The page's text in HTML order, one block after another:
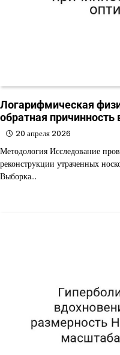
Логарифмическая
обратная
20 апреля 2026
Методология Исследование
реконструкции утраченных
Выборка…